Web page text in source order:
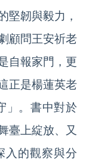
堅韌與毅力，
顧問王安祈老
自報家門，更
正是楊蓮英老
」。書中對於
臺上綻放、又
入的觀察與分